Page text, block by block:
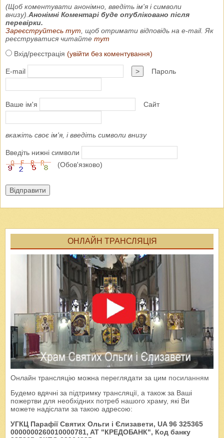
(Щоб коментувати анонімно, введіть ім'я і символи
внизу). Анонімні Коментарі буде опубліковано після
перевірки.
Зареєструйтесь тут , щоб отримати відповідь на e-mail. Як
реєструватися читайте тут
Вхід/реєстрація (увійти без коментування)
E-mail > Пароль
Ваше ім'я Сайт
вкажіть своє ім'я, і введіть символи внизу
Введіть нижні символи
(Обов'язково)
Відправити
ОНЛАЙН ТРАНСЛЯЦІЯ
Онлайн трансляцію можна переглядати за цим посиланням
Будемо вдячні за підтримку трансляції, а також за Ваші
пожертви для необхідних потреб нашого храму, які Ви
можете надіслати за такою адресою:
УГКЦ Парафії Святих Ольги і Єлизавети, UA 96 325365
0000000260010000781, AT "КРЕДОБАНК", Код банку